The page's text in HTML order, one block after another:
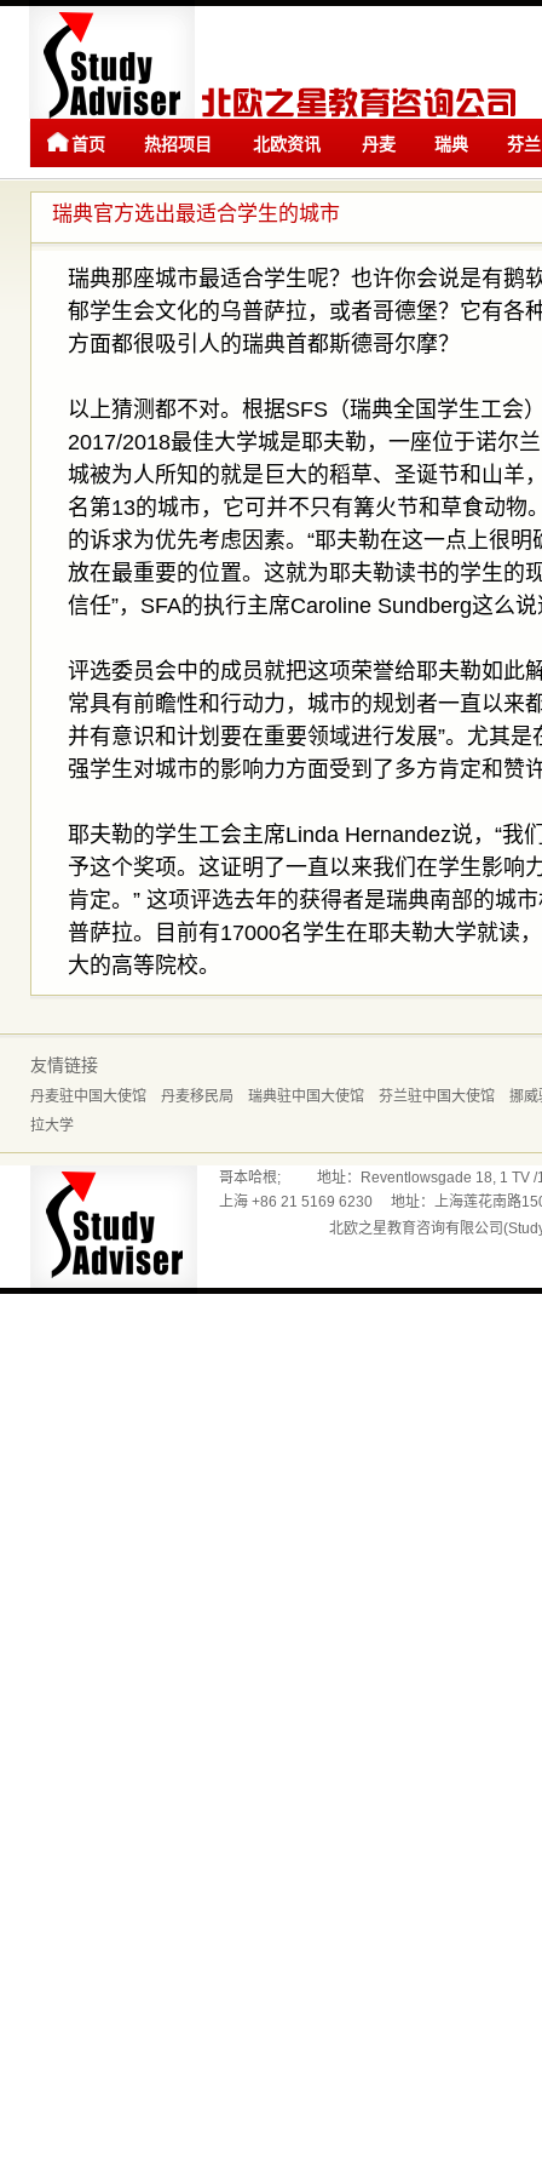
首页 热招项目 北欧资讯 丹麦
留学
瑞典
留学
芬兰
瑞典官方选出最适合学生的城市
瑞典那座城市最适合学生呢？也许你会说是有鹅
郁学生会文化的乌普萨拉，或者哥德堡？它有各
方面都很吸引人的瑞典首都斯德哥尔摩？
以上猜测都不对。根据SFS（瑞典全国学生工会
2017/2018最佳大学城是耶夫勒，一座位于诺尔
城被为人所知的就是巨大的稻草、圣诞节和山羊
名第13的城市，它可并不只有篝火节和草食动物
的诉求为优先考虑因素。“耶夫勒在这一点上很
放在最重要的位置。这就为耶夫勒读书的学生的
信任”，SFA的执行主席Caroline Sundberg这么
评选委员会中的成员就把这项荣誉给耶夫勒如此
常具有前瞻性和行动力，城市的规划者一直以来
并有意识和计划要在重要领域进行发展”。尤其
强学生对城市的影响力方面受到了多方肯定和赞
耶夫勒的学生工会主席Linda Hernandez说，“我
予这个奖项。这证明了一直以来我们在学生影响
肯定。” 这项评选去年的获得者是瑞典南部的城
普萨拉。目前有17000名学生在耶夫勒大学就读
大的高等院校。
友情链接
丹麦驻中国大使馆 丹麦移民局 瑞典驻中国大使馆 芬兰驻中国大使馆
挪威
拉大学
哥本哈根; 地址：Reventlowsgade 18, 1 TV /
上海 +86 21 5169 6230 地址：上海莲花南路
北欧之星教育咨询有限公司